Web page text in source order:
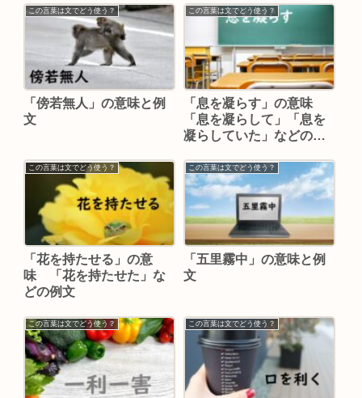
この言葉は文でどう使う？
「傍若無人」の意味と例
文
この言葉は文でどう使う？
「息を凝らす」の意味
「息を凝らして」「息を
凝らしていた」などの例
この言葉は文でどう使う？
「花を持たせる」の意
味 「花を持たせた」な
どの例文
この言葉は文でどう使う？
「五里霧中」の意味と例
文
この言葉は文でどう使う？ この言葉は文でどう使う？